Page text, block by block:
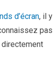
d’écran, il y
pas
directement